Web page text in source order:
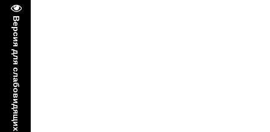
Версия для слабовидящих